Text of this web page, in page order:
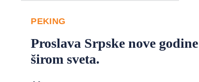
PEKING
Proslava Srpske nove godine
širom sveta.